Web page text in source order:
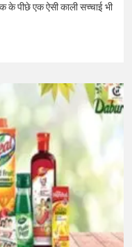
पीछे एक ऐसी काली सच्चाई भी